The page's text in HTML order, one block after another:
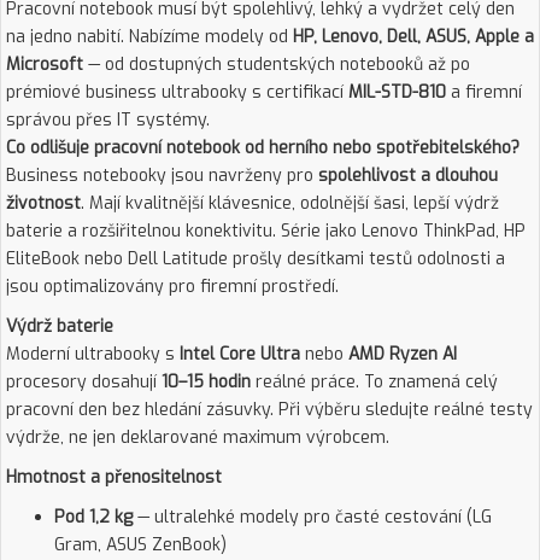
Pracovní notebook musí být spolehlivý, lehký a vydržet celý den
na jedno nabití. Nabízíme modely od HP, Lenovo, Dell, ASUS, Apple a
Microsoft — od dostupných studentských notebooků až po
prémiové business ultrabooky s certifikací MIL-STD-810 a firemní
správou přes IT systémy.
Co odlišuje pracovní notebook od herního nebo spotřebitelského?
Business notebooky jsou navrženy pro spolehlivost a dlouhou
životnost. Mají kvalitnější klávesnice, odolnější šasi, lepší výdrž
baterie a rozšiřitelnou konektivitu. Série jako Lenovo ThinkPad, HP
EliteBook nebo Dell Latitude prošly desítkami testů odolnosti a
jsou optimalizovány pro firemní prostředí.
Výdrž baterie
Moderní ultrabooky s Intel Core Ultra nebo AMD Ryzen AI
procesory dosahují 10–15 hodin reálné práce. To znamená celý
pracovní den bez hledání zásuvky. Při výběru sledujte reálné testy
výdrže, ne jen deklarované maximum výrobcem.
Hmotnost a přenositelnost
Pod 1,2 kg— ultralehké modely pro časté cestování (LG
Gram, ASUS ZenBook)